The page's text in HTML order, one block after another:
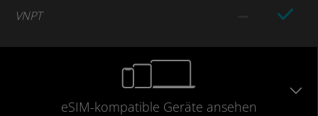
VNPT
eSIM-kompatible Geräte ansehen